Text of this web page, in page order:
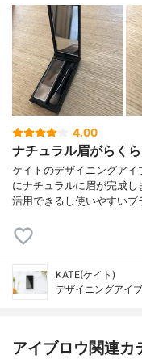
4.00
ナチュラル眉がらく
ケイトのデザイニングア
にナチュラルに眉が完成
活用できるし使いやすい
KATE(ケイト)
デザイニングアイ
アイブロウ関連カ